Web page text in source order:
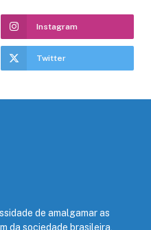
Instagram
Twitter
de amalgamar as
da sociedade brasileira,